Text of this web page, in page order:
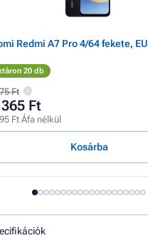
Redmi A7 Pro 4/64 fekete, EU
20 db
Ft
Ft
Ft Áfa nélkül
Kosárba